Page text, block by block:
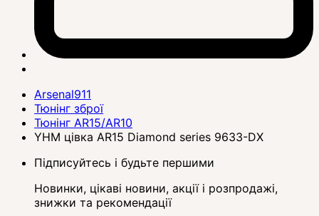
Arsenal911
Тюнінг зброї
Тюнінг AR15/AR10
YHM цівка AR15 Diamond series 9633-DX
Підписуйтесь і будьте першими
Новинки, цікаві новини, акції і розпродажі,
знижки та рекомендації